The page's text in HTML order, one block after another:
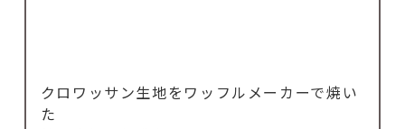
クロワッサン生地をワッフルメーカーで焼い
た